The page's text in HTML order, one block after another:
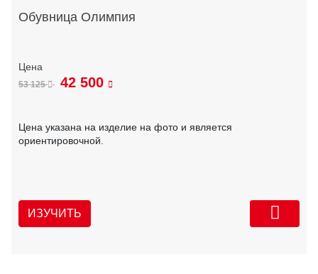
Обувница Олимпия
53 125 42 500
Цена указана на изделие на фото и является
ориентировочной.
ИЗУЧИТЬ